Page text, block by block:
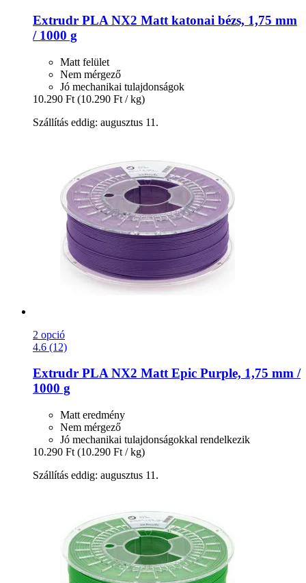
Extrudr PLA NX2 Matt katonai bézs, 1,75 mm
/ 1000 g
Matt felület
Nem mérgező
Jó mechanikai tulajdonságok
10.290 Ft (10.290 Ft / kg)
Szállítás eddig: augusztus 11.
2 opció
4.6 (12)
Extrudr PLA NX2 Matt Epic Purple, 1,75 mm /
1000 g
Matt eredmény
Nem mérgező
Jó mechanikai tulajdonságokkal rendelkezik
10.290 Ft (10.290 Ft / kg)
Szállítás eddig: augusztus 11.